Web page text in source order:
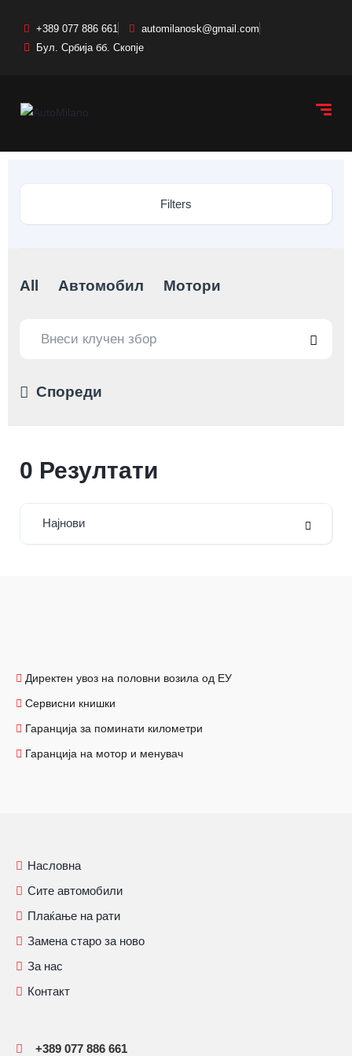
+389 077 886 661
automilanosk@gmail.com
Бул. Србија бб. Скопје
Filters
All Автомобил Мотори
Спореди
0 Резултати
Најнови
Директен увоз на половни возила од ЕУ
Сервисни книшки
Гаранција за поминати километри
Гаранција на мотор и менувач
Насловна
Сите автомобили
Плаќање на рати
Замена старо за ново
За нас
Контакт
+389 077 886 661